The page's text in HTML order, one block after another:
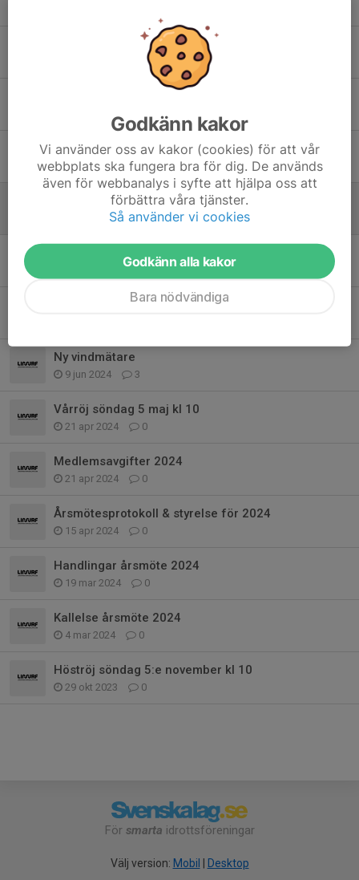
Häng på Udden, najs party på lördag! (den 10:e)
6 maj 2025 0
Vårröj 2025 - 27 april
23 apr 2025 0
0
Höströj lördag 19 oktober 2024, kl 10.00
Ny vindmätare
9 jun 2024 3
Vårröj söndag 5 maj kl 10
21 apr 2024 0
Medlemsavgifter 2024
21 apr 2024 0
Årsmötesprotokoll & styrelse för 2024
15 apr 2024 0
Handlingar årsmöte 2024
19 mar 2024 0
Kallelse årsmöte 2024
4 mar 2024 0
Höströj söndag 5:e november kl 10
29 okt 2023 0
För smarta idrottsföreningar
Välj version: Mobil | Desktop
Godkänn kakor
Vi använder oss av kakor (cookies) för att vår
webbplats ska fungera bra för dig. De används
även för webbanalys i syfte att hjälpa oss att
förbättra våra tjänster.
Så använder vi cookies
Godkänn alla kakor
Bara nödvändiga